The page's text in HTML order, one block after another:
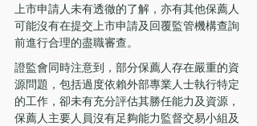
上市申請人未有透徹的了解，亦有其他保薦人
可能沒有在提交上市申請及回覆監管機構查詢
前進行合理的盡職審查。
證監會同時注意到，部分保薦人存在嚴重的資
源問題，包括過度依賴外部專業人士執行特定
的工作，卻未有充分評估其勝任能力及資源，
保薦人主要人員沒有足夠能力監督交易小組及